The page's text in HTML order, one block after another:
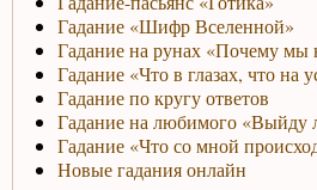
Гадание «Шифр Вселенной»
Гадание на рунах «Почему мы
Гадание «Что в глазах, что на
Гадание по кругу ответов
Гадание на любимого «Выйду
Гадание «Что со мной
Новые гадания онлайн